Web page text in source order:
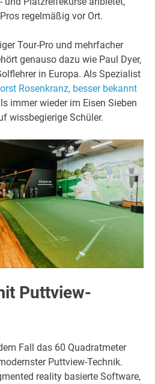
regelmäßig vor Ort.
Tour-Pro und mehrfacher
genauso dazu wie Paul Dyer,
in Europa. Als Spezialist
Rosenkranz, besser bekannt
immer wieder im Eisen Sieben
wissbegierige Schüler.
Puttview-
Fall das 60 Quadratmeter
Puttview-Technik.
reality basierte Software,